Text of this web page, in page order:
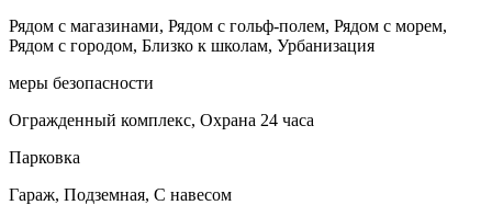
Рядом с магазинами, Рядом с гольф-полем, Рядом с морем,
Рядом с городом, Близко к школам, Урбанизация
меры безопасности
Огражденный комплекс, Охрана 24 часа
Парковка
Гараж, Подземная, С навесом